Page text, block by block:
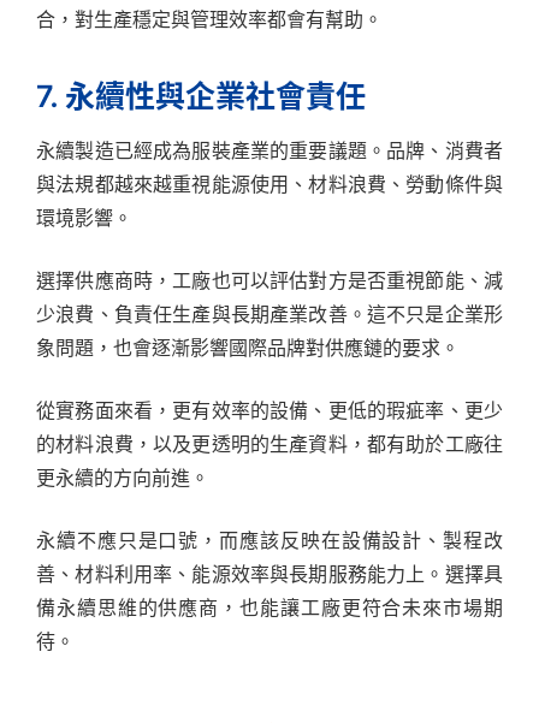
合，對生產穩定與管理效率都會有幫助。
7. 永續性與企業社會責任
永續製造已經成為服裝產業的重要議題。品牌、消費者
與法規都越來越重視能源使用、材料浪費、勞動條件與
環境影響。
選擇供應商時，工廠也可以評估對方是否重視節能、減
少浪費、負責任生產與長期產業改善。這不只是企業形
象問題，也會逐漸影響國際品牌對供應鏈的要求。
從實務面來看，更有效率的設備、更低的瑕疵率、更少
的材料浪費，以及更透明的生產資料，都有助於工廠往
更永續的方向前進。
永續不應只是口號，而應該反映在設備設計、製程改
善、材料利用率、能源效率與長期服務能力上。選擇具
備永續思維的供應商，也能讓工廠更符合未來市場期
待。